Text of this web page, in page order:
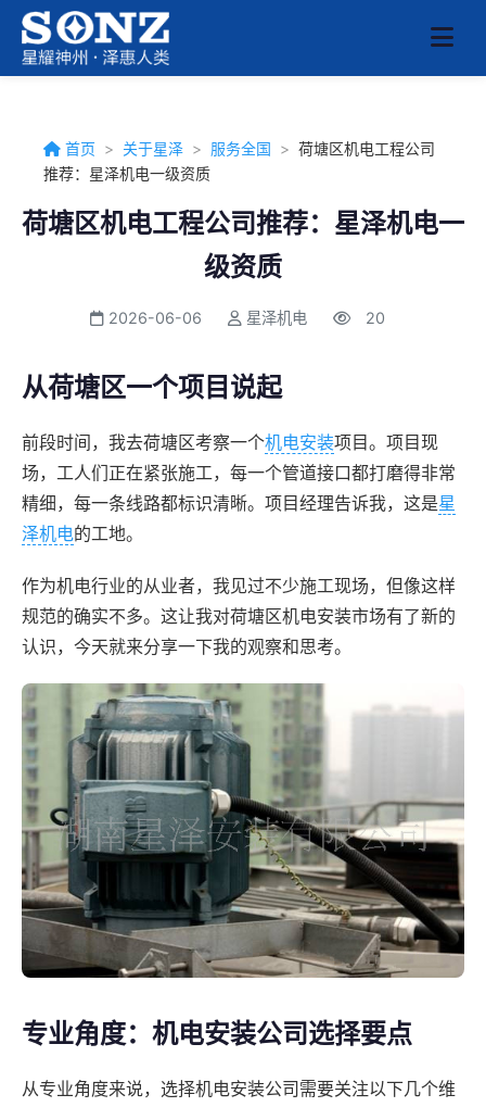
首页 > 关于星泽 > 服务全国 > 荷塘区机电工程公司
推荐：星泽机电一级资质
荷塘区机电工程公司推荐：星泽机电一
级资质
2026-06-06 星泽机电 20
从荷塘区一个项目说起
前段时间，我去荷塘区考察一个机电安装项目。项目现
场，工人们正在紧张施工，每一个管道接口都打磨得非常
精细，每一条线路都标识清晰。项目经理告诉我，这是星
泽机电的工地。
作为机电行业的从业者，我见过不少施工现场，但像这样
规范的确实不多。这让我对荷塘区机电安装市场有了新的
认识，今天就来分享一下我的观察和思考。
专业角度：机电安装公司选择要点
从专业角度来说，选择机电安装公司需要关注以下几个维